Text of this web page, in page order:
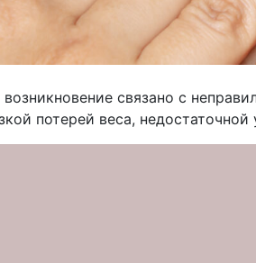
возникновение связано с
потерей веса,